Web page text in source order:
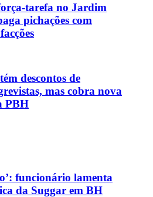
tarefa no Jardim
pichações com
descontos de
mas cobra nova
PBH
funcionário lamenta
da Suggar em BH